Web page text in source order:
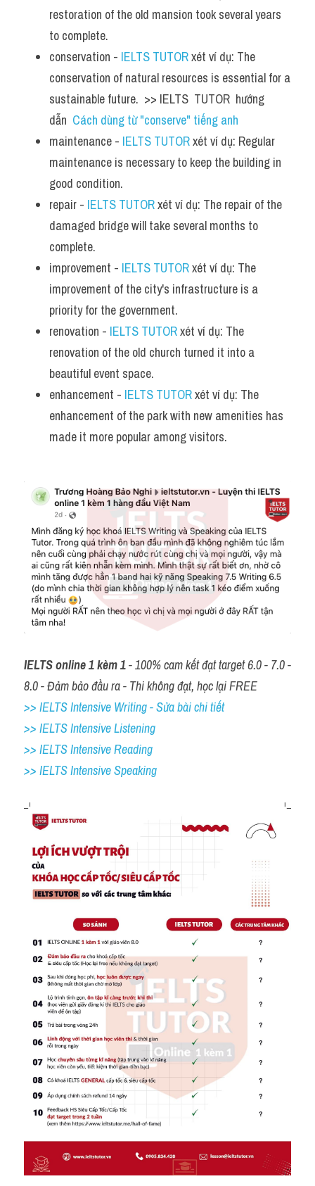
restoration of the old mansion took several years
to complete.
conservation - IELTS TUTOR xét ví dụ: The
conservation of natural resources is essential for a
sustainable future.  >> IELTS  TUTOR  hướng
dẫn Cách dùng từ "conserve" tiếng anh
maintenance - IELTS TUTOR xét ví dụ: Regular
maintenance is necessary to keep the building in
good condition.
repair - IELTS TUTOR xét ví dụ: The repair of the
damaged bridge will take several months to
complete.
improvement - IELTS TUTOR xét ví dụ: The
improvement of the city's infrastructure is a
priority for the government.
renovation - IELTS TUTOR xét ví dụ: The
renovation of the old church turned it into a
beautiful event space.
enhancement - IELTS TUTOR xét ví dụ: The
enhancement of the park with new amenities has
made it more popular among visitors.
IELTS online 1 kèm 1 - 100% cam kết đạt target 6.0 - 7.0 -
8.0 - Đảm bảo đầu ra - Thi không đạt, học lại FREE
>> IELTS Intensive Writing - Sửa bài chi tiết
>> IELTS Intensive Listening
>> IELTS Intensive Reading
>> IELTS Intensive Speaking